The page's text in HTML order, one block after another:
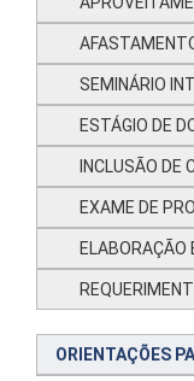
SEMINÁRIO
ESTÁGIO DE
INCLUSÃO DE
EXAME DE
ELABORAÇÃO
ORIENTAÇÕES